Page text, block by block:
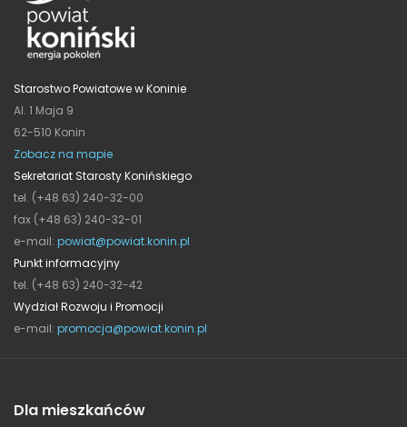
Starostwo Powiatowe w Koninie
Al. 1 Maja 9
62-510 Konin
Zobacz na mapie
Sekretariat Starosty Konińskiego
tel. (+48 63) 240-32-00
fax (+48 63) 240-32-01
e-mail: powiat@powiat.konin.pl
Punkt informacyjny
tel. (+48 63) 240-32-42
Wydział Rozwoju i Promocji
e-mail: promocja@powiat.konin.pl
Dla mieszkańców